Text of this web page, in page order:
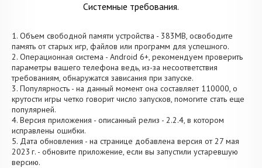
Системные требования.
1. Объем свободной памяти устройства - 383MB, освободите
память от старых игр, файлов или программ для успешного.
2. Операционная система - Android 6+, рекомендуем проверить
параметры вашего телефона ведь, из-за несоответствия
требованиям, обнаружатся зависания при запуске.
3. Популярность - на данный момент она составляет 110000, о
крутости игры четко говорит число запусков, помогите стать еще
популярней.
4. Версия приложения - описанный релиз - 2.2.4, в котором
исправлены ошибки.
5. Дата обновления - на странице добавлена версия от 27 мая
2023 г. - обновите приложение, если вы запустили устаревшую
версию.